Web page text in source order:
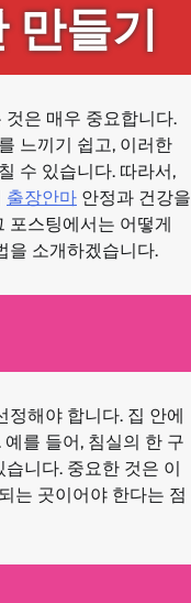
만들기
은 매우 중요합니다.
느끼기 쉽고, 이러한
수 있습니다. 따라서,
출장안마 안정과 건강을
포스팅에서는 어떻게
을 소개하겠습니다.
정해야 합니다. 집 안에
를 들어, 침실의 한 구
니다. 중요한 것은 이
는 곳이어야 한다는 점